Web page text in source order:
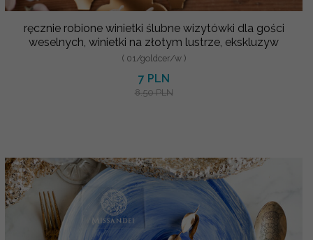
ręcznie robione winietki ślubne wizytówki dla gości
weselnych, winietki na złotym lustrze, ekskluzyw
( 01/goldcer/w )
7 PLN
8.50 PLN